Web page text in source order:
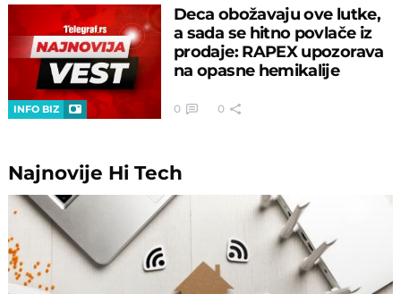
INFO BIZ
Deca obožavaju ove lutke,
a sada se hitno povlače iz
prodaje: RAPEX upozorava
na opasne hemikalije
0 0
Najnovije Hi Tech